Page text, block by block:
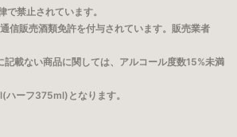
禁止されています。
信販売酒類免許を付与されています。販売業者
記載ない商品に関しては、アルコール度数15%未満
ーフ375ml)となります。